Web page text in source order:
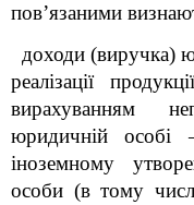
пов’язаними
доходи (виручка)
реалізації
вирахуванням
юридичній особі
іноземному
особи (в тому